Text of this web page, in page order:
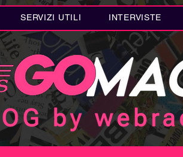
SERVIZI UTILI INTERVISTE